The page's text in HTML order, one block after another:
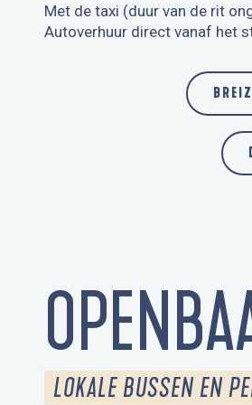
Met de taxi (duur van de rit
Autoverhuur direct vanaf het
LOKALE BUSSEN EN